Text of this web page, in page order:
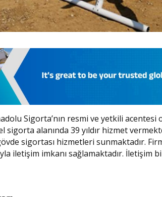
Sigorta’nın resmi ve yetkili
alanında 39 yıldır hizmet
sigortası hizmetleri sunmaktadır.
iletişim imkanı sağlamaktadır. İletişim